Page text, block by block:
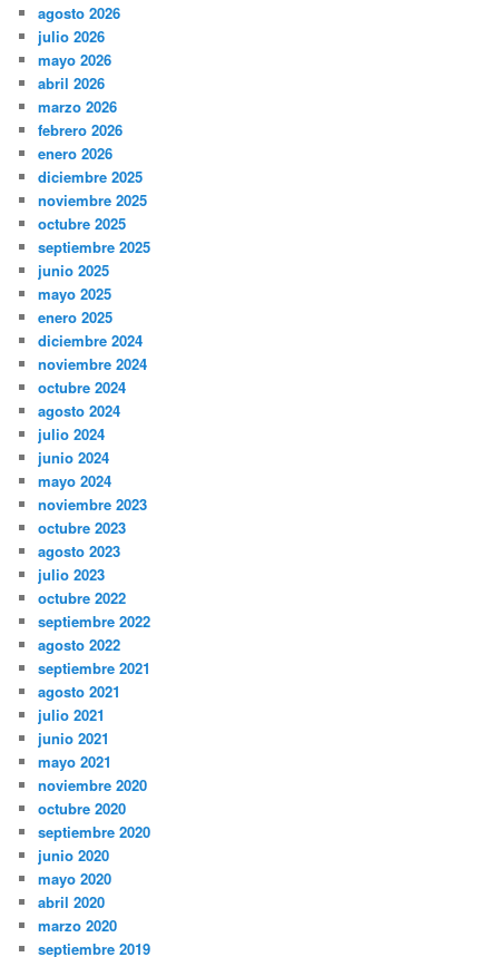
agosto 2026
julio 2026
mayo 2026
abril 2026
marzo 2026
febrero 2026
enero 2026
diciembre 2025
noviembre 2025
octubre 2025
septiembre 2025
junio 2025
mayo 2025
enero 2025
diciembre 2024
noviembre 2024
octubre 2024
agosto 2024
julio 2024
junio 2024
mayo 2024
noviembre 2023
octubre 2023
agosto 2023
julio 2023
octubre 2022
septiembre 2022
agosto 2022
septiembre 2021
agosto 2021
julio 2021
junio 2021
mayo 2021
noviembre 2020
octubre 2020
septiembre 2020
junio 2020
mayo 2020
abril 2020
marzo 2020
septiembre 2019